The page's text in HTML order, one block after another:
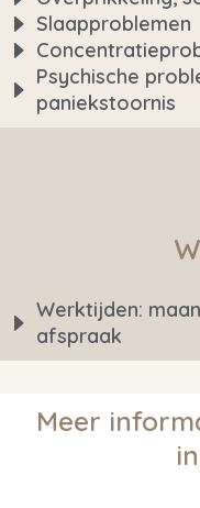
Slaapproblemen
Psychische
paniekstoornis
Werktijden:
afspraak
Meer